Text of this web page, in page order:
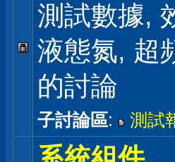
測試數據,
液態氮, 超
的討論
子討論區: 測試